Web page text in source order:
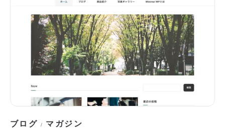
ブログ / マガジン